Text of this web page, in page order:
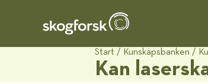
Start / Kunskapsbanken /
Kan